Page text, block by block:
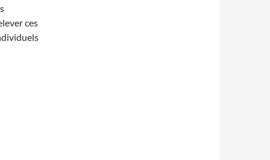
ces